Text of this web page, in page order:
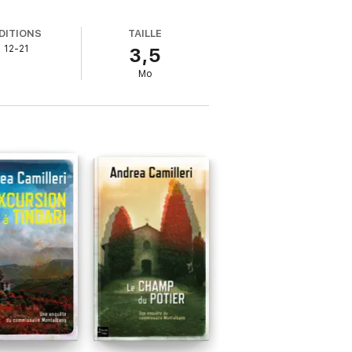
métissé d'italien. Une langue
12-21
TAILLE
3,5
Mo